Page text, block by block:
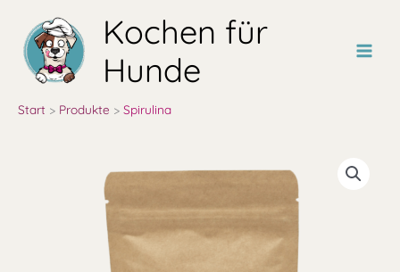
Inhalt
springen
Kochen für
Hunde
Start Produkte Spirulina